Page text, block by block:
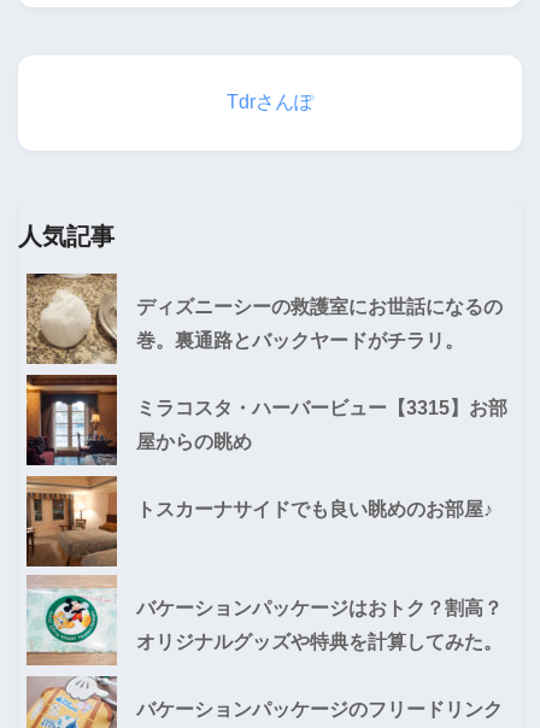
Tdrさんぽ
人気記事
ディズニーシーの救護室にお世話になるの
巻。裏通路とバックヤードがチラリ。
ミラコスタ・ハーバービュー【3315】お部
屋からの眺め
トスカーナサイドでも良い眺めのお部屋♪
バケーションパッケージはおトク？割高？
オリジナルグッズや特典を計算してみた。
バケーションパッケージのフリードリンク